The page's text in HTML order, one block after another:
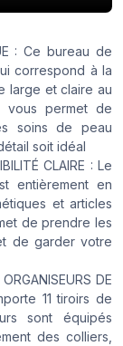
: Ce bureau de
correspond à la
large et claire au
vous permet de
soins de peau
soit idéal
CLAIRE : Le
entièrement en
et articles
de prendre les
de garder votre
DE
11 tiroirs de
sont équipés
des colliers,